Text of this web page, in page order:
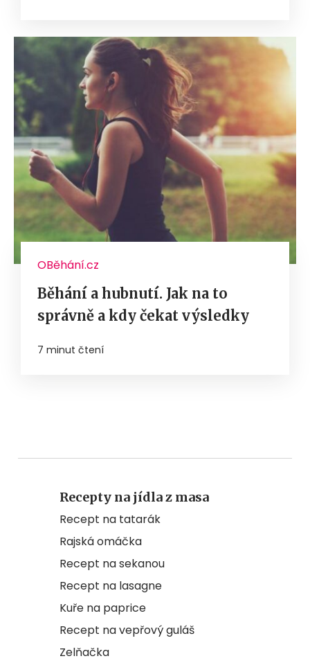
OBěhání.cz
Běhání a hubnutí. Jak na to
správně a kdy čekat výsledky
7 minut čtení
Recepty na jídla z masa
Recept na tatarák
Rajská omáčka
Recept na sekanou
Recept na lasagne
Kuře na paprice
Recept na vepřový guláš
Zelňačka